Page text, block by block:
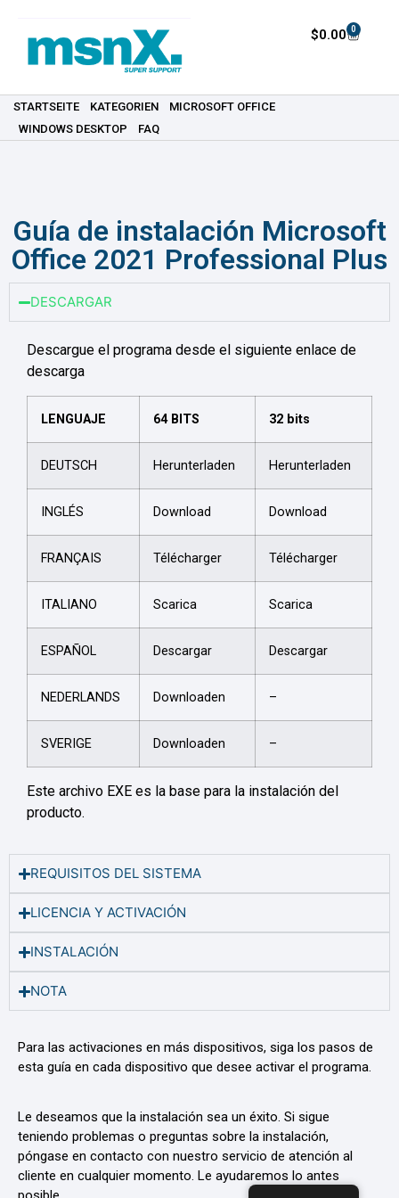
$0.00 0
STARTSEITE KATEGORIEN
MICROSOFT OFFICE
WINDOWS DESKTOP
FAQ
Guía de instalación Microsoft
Office 2021 Professional Plus
DESCARGAR
Descargue el programa desde el siguiente enlace de
descarga
LENGUAJE 64 BITS 32 bits
DEUTSCH Herunterladen Herunterladen
INGLÉS Download Download
FRANÇAIS Télécharger Télécharger
ITALIANO Scarica Scarica
ESPAÑOL Descargar Descargar
NEDERLANDS Downloaden –
SVERIGE Downloaden –
Este archivo EXE es la base para la instalación del
producto.
REQUISITOS DEL SISTEMA
LICENCIA Y ACTIVACIÓN
INSTALACIÓN
NOTA
Para las activaciones en más dispositivos, siga los pasos de
esta guía en cada dispositivo que desee activar el programa.
Le deseamos que la instalación sea un éxito. Si sigue
teniendo problemas o preguntas sobre la instalación,
póngase en contacto con nuestro servicio de atención al
cliente en cualquier momento. Le ayudaremos lo antes